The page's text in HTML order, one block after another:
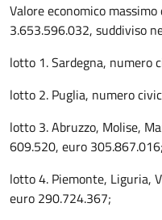
Valore economico
3.653.596.032, suddiviso
lotto 1. Sardegna, numero
lotto 2. Puglia, numero
lotto 3. Abruzzo, Molise,
609.520, euro 305.867.016;
lotto 4. Piemonte, Liguria,
euro 290.724.367;